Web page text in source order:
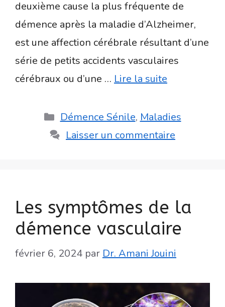
deuxième cause la plus fréquente de
démence après la maladie d’Alzheimer,
est une affection cérébrale résultant d’une
série de petits accidents vasculaires
cérébraux ou d’une … Lire la suite
Catégories
Démence Sénile, Maladies
Laisser un commentaire
Les symptômes de la
démence vasculaire
février 6, 2024 par Dr. Amani Jouini